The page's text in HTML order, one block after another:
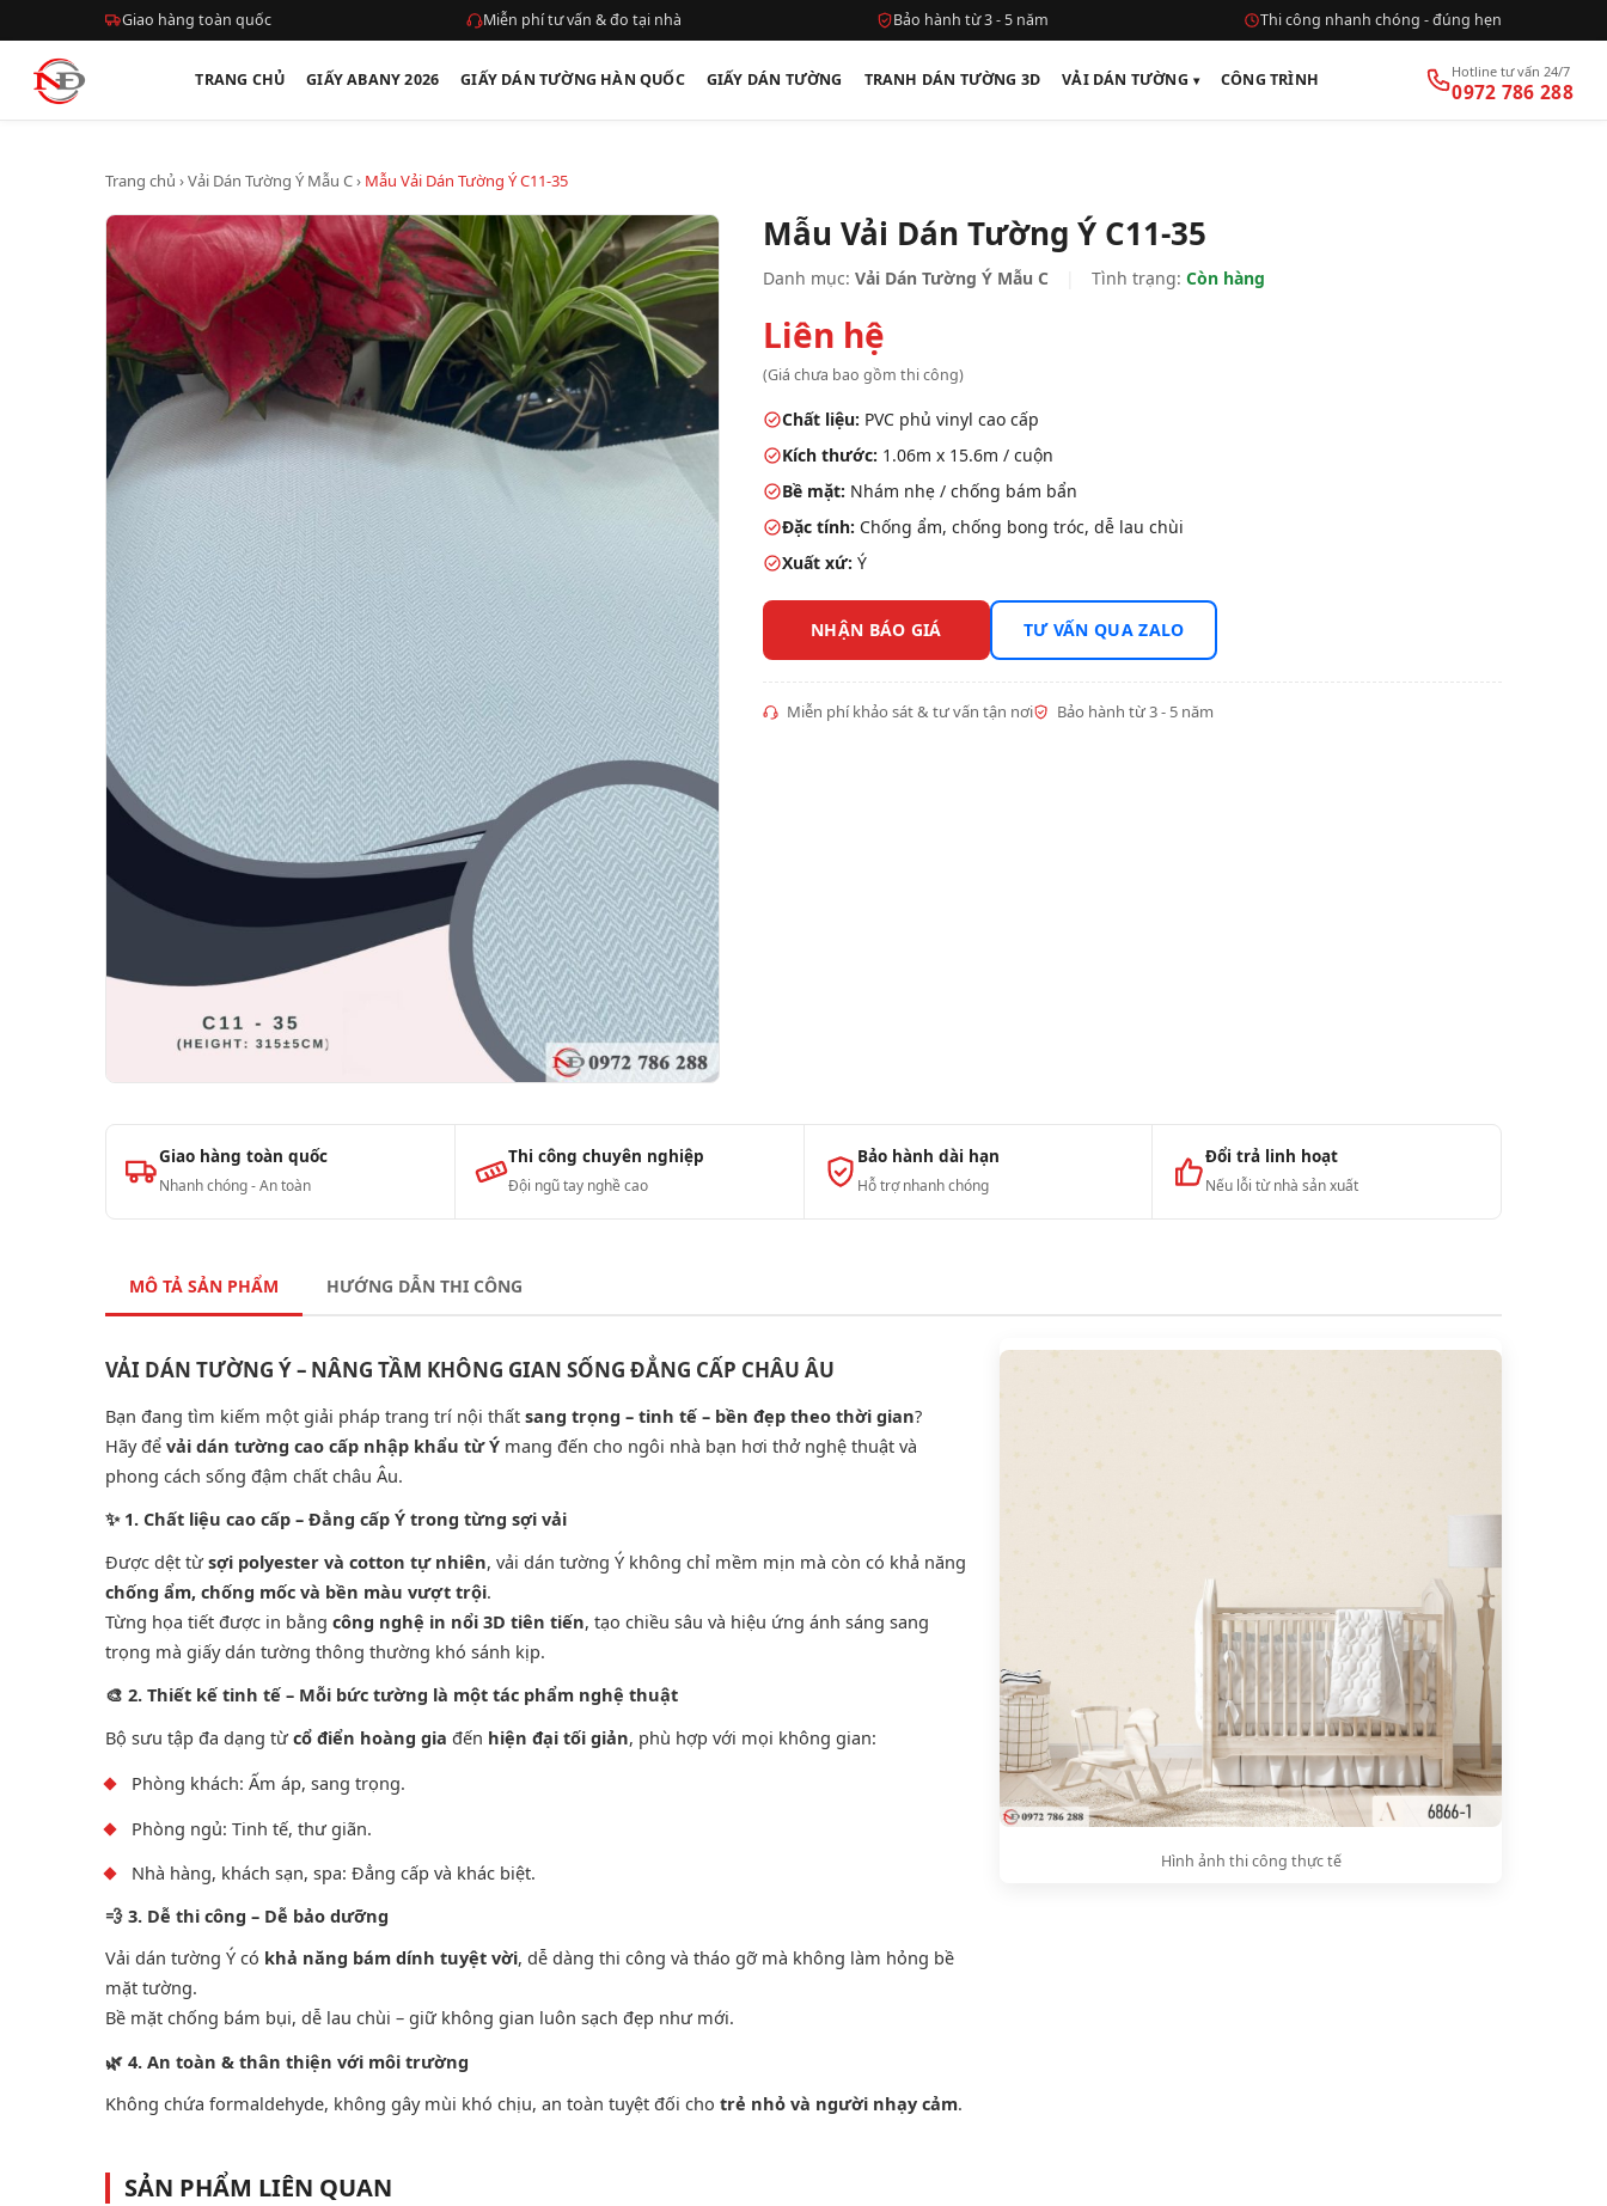
Giao hàng toàn quốc Miễn phí tư vấn & đo tại nhà Bảo hành từ 3 - 5 năm Thi công nhanh chóng - đúng hẹn
TRANG CHỦ GIẤY ABANY 2026 GIẤY DÁN TƯỜNG HÀN QUỐC GIẤY DÁN TƯỜNG TRANH DÁN TƯỜNG 3D VẢI DÁN TƯỜNG CÔNG TRÌNH Hotline tư vấn 24/7
0972 786 288
Trang chủ ›Vải Dán Tường Ý Mẫu C› Mẫu Vải Dán Tường Ý C11-35
Mẫu Vải Dán Tường Ý C11-35
Danh mục: Vải Dán Tường Ý Mẫu C Tình trạng: Còn hàng
Liên hệ
(Giá chưa bao gồm thi công)
Chất liệu: PVC phủ vinyl cao cấp
Kích thước: 1.06m x 15.6m / cuộn
Bề mặt: Nhám nhẹ / chống bám bẩn
Đặc tính: Chống ẩm, chống bong tróc, dễ lau chùi
Xuất xứ: Ý
NHẬN BÁO GIÁ TƯ VẤN QUA ZALO
Miễn phí khảo sát & tư vấn tận nơi Bảo hành từ 3 - 5 năm
Giao hàng toàn quốc
Nhanh chóng - An toàn
Thi công chuyên nghiệp
Đội ngũ tay nghề cao
Bảo hành dài hạn
Hỗ trợ nhanh chóng
Đổi trả linh hoạt
Nếu lỗi từ nhà sản xuất
MÔ TẢ SẢN PHẨM HƯỚNG DẪN THI CÔNG
VẢI DÁN TƯỜNG Ý – NÂNG TẦM KHÔNG GIAN SỐNG ĐẲNG CẤP CHÂU ÂU
Bạn đang tìm kiếm một giải pháp trang trí nội thất sang trọng – tinh tế – bền đẹp theo thời gian?
Hãy để vải dán tường cao cấp nhập khẩu từ Ý mang đến cho ngôi nhà bạn hơi thở nghệ thuật và
phong cách sống đậm chất châu Âu.
✨ 1. Chất liệu cao cấp – Đẳng cấp Ý trong từng sợi vải
Được dệt từsợi polyester và cotton tự nhiên, vải dán tường Ý không chỉ mềm mịn mà còn có khả năng
chống ẩm, chống mốc và bền màu vượt trội.
Từng họa tiết được in bằng công nghệ in nổi 3D tiên tiến, tạo chiều sâu và hiệu ứng ánh sáng sang
trọng mà giấy dán tường thông thường khó sánh kịp.
🎨 2. Thiết kế tinh tế – Mỗi bức tường là một tác phẩm nghệ thuật
Bộ sưu tập đa dạng từcổ điển hoàng gia đến hiện đại tối giản, phù hợp với mọi không gian:
Phòng khách: Ấm áp, sang trọng.
Phòng ngủ: Tinh tế, thư giãn.
Nhà hàng, khách sạn, spa: Đẳng cấp và khác biệt.
💨 3. Dễ thi công – Dễ bảo dưỡng
Vải dán tường Ý có khả năng bám dính tuyệt vời, dễ dàng thi công và tháo gỡ mà không làm hỏng bề
mặt tường.
Bề mặt chống bám bụi, dễ lau chùi – giữ không gian luôn sạch đẹp như mới.
🌿 4. An toàn & thân thiện với môi trường
Không chứa formaldehyde, không gây mùi khó chịu, an toàn tuyệt đối cho trẻ nhỏ và người nhạy cảm.
Hình ảnh thi công thực tế
SẢN PHẨM LIÊN QUAN